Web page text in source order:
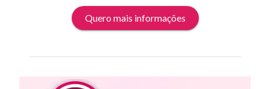
Quero mais informações